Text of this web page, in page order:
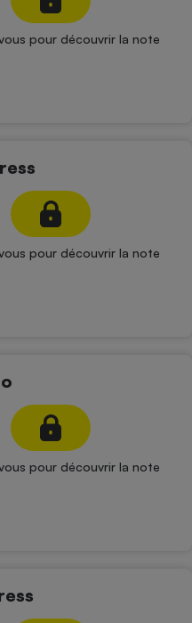
pour découvrir la note
pour découvrir la note
pour découvrir la note